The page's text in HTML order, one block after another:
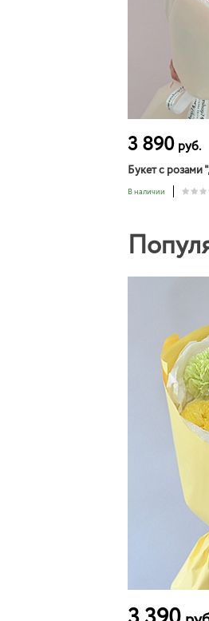
3 890 руб.
Букет с розами
В наличии